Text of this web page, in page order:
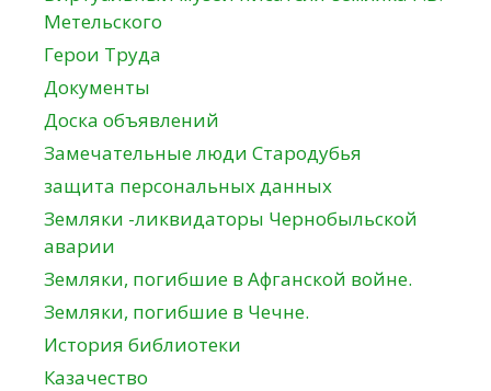
Метельского
Герои Труда
Документы
Доска объявлений
Замечательные люди Стародубья
защита персональных данных
Земляки -ликвидаторы Чернобыльской
аварии
Земляки, погибшие в Афганской войне.
Земляки, погибшие в Чечне.
История библиотеки
Казачество